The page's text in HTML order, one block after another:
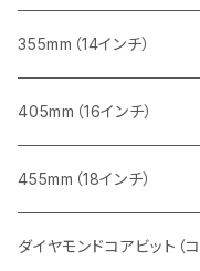
ヒューム管・U字溝切断用
鋳鉄管切断用
ヒューム管・U字溝切断用
FRP切断用
塩ビ管・キッチンパネル
鋳鉄管切断用
ヒューム管・U字溝切断用
インターロッキング切断用
鋳鉄管切断用
ヒューム管・U字溝切断用
レンガ切断用
インターロッキング切断用
鋳鉄管切断用
ヒューム管・U字溝切断用
ブロック切断用
レンガ切断用
インターロッキング切断用
鋳鉄管切断用
一般道路カッター用
ブロック切断用
レンガ切断用
インターロッキング切断用
一般道路カッター用
ヒューム管・U字溝切断用
みかげ石（御影石）切断用
セグメント
セグメント（特殊凹凸加工チップ
鉄筋コンクリート切断用
セグメントタイプ
コンクリート切断用
セグメント
ブロック切断用
355mm（14インチ）
みかげ石（御影石）切断用
セグメント
セグメント（特殊凸凹加工チップ
鉄筋コンクリート切断用
セグメントタイプ
コンクリート切断用
405mm（16インチ）
みかげ石（御影石）切断用
セグメントタイプ
コンクリート切断用
455mm（18インチ）
道路コンクリート切断用
ダイヤモンドコアビット（コ